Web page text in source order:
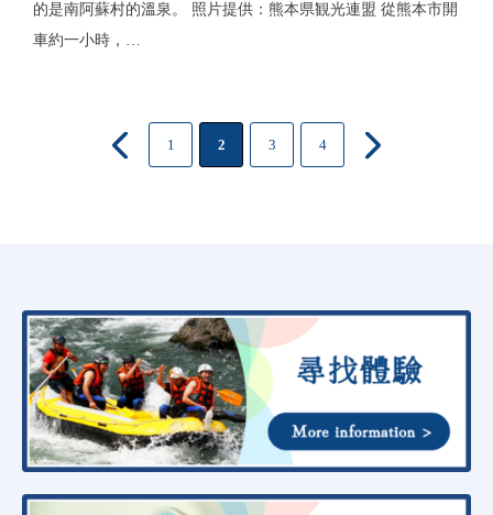
的是南阿蘇村的溫泉。 照片提供：熊本県観光連盟 從熊本市開
車約一小時，…
1 2 3 4